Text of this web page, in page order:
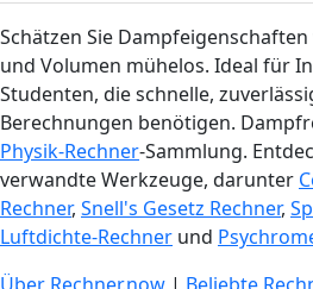
Schätzen Sie
und Volumen mühelos. Ideal für
Studenten, die schnelle,
Berechnungen benötigen.
Physik-Rechner-Sammlung.
verwandte Werkzeuge, darunter
Rechner, Snell's Gesetz Rechner,
Luftdichte-Rechner und